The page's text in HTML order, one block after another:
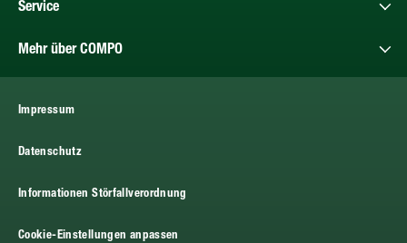
Service
Mehr über COMPO
Impressum
Datenschutz
Informationen Störfallverordnung
Cookie-Einstellungen anpassen